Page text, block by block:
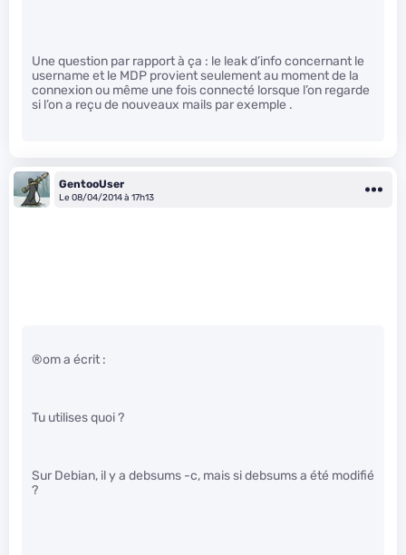
Une question par rapport à ça : le leak d’info concernant le
username et le MDP provient seulement au moment de la
connexion ou même une fois connecté lorsque l’on regarde
si l’on a reçu de nouveaux mails par exemple .
GentooUser
Le 08/04/2014 à 17h13
®om a écrit :
Tu utilises quoi ?
Sur Debian, il y a debsums -c, mais si debsums a été modifié
?